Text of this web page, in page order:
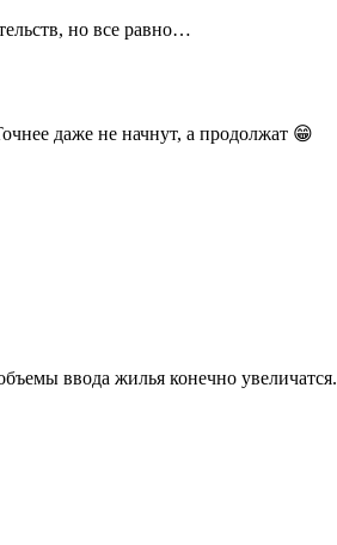
но все равно…
даже не начнут, а продолжат 😁
ввода жилья конечно увеличатся.